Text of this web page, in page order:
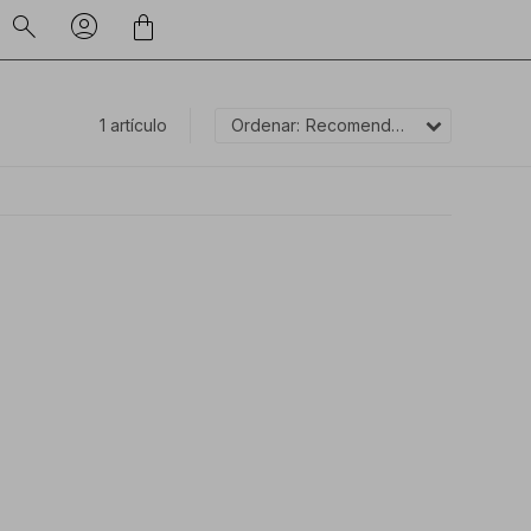
1 artículo Recomendados